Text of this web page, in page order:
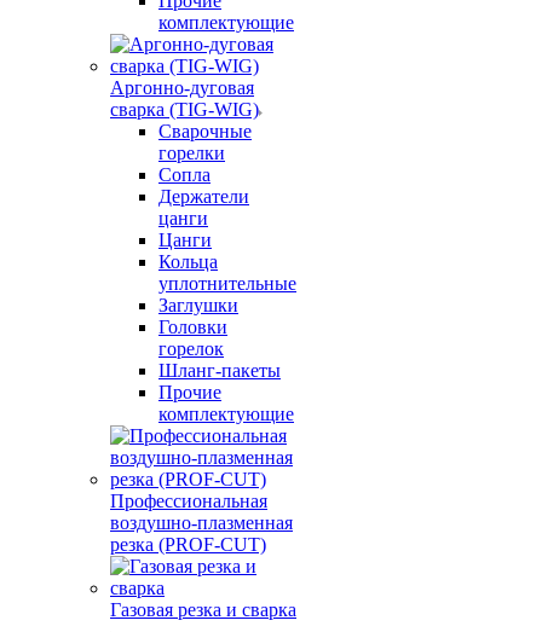
комплектующие
Аргонно-дуговая
сварка (TIG-WIG)
Сварочные
горелки
Сопла
Держатели
цанги
Цанги
Кольца
уплотнительные
Заглушки
Головки
горелок
Шланг-пакеты
Прочие
комплектующие
Профессиональная
воздушно-плазменная
резка (PROF-CUT)
Газовая резка и сварка